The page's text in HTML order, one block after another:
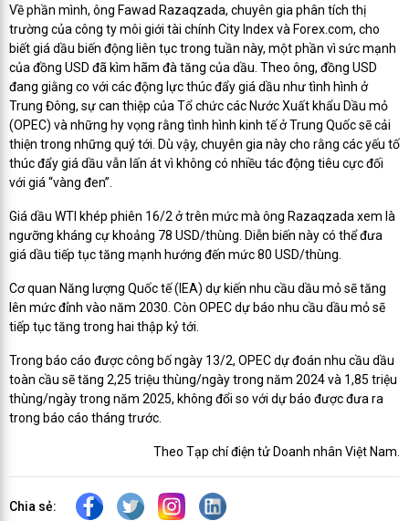
Về phần mình, ông Fawad Razaqzada, chuyên gia phân tích thị
trường của công ty môi giới tài chính City Index và Forex.com, cho
biết giá dầu biến động liên tục trong tuần này, một phần vì sức mạnh
của đồng USD đã kìm hãm đà tăng của dầu. Theo ông, đồng USD
đang giằng co với các động lực thúc đẩy giá dầu như tình hình ở
Trung Đông, sự can thiệp của Tổ chức các Nước Xuất khẩu Dầu mỏ
(OPEC) và những hy vọng rằng tình hình kinh tế ở Trung Quốc sẽ cải
thiện trong những quý tới. Dù vậy, chuyên gia này cho rằng các yếu tố
thúc đẩy giá dầu vẫn lấn át vì không có nhiều tác động tiêu cực đối
với giá “vàng đen”.
Giá dầu WTI khép phiên 16/2 ở trên mức mà ông Razaqzada xem là
ngưỡng kháng cự khoảng 78 USD/thùng. Diễn biến này có thể đưa
giá dầu tiếp tục tăng mạnh hướng đến mức 80 USD/thùng.
Cơ quan Năng lượng Quốc tế (IEA) dự kiến nhu cầu dầu mỏ sẽ tăng
lên mức đỉnh vào năm 2030. Còn OPEC dự báo nhu cầu dầu mỏ sẽ
tiếp tục tăng trong hai thập kỷ tới.
Trong báo cáo được công bố ngày 13/2, OPEC dự đoán nhu cầu dầu
toàn cầu sẽ tăng 2,25 triệu thùng/ngày trong năm 2024 và 1,85 triệu
thùng/ngày trong năm 2025, không đổi so với dự báo được đưa ra
trong báo cáo tháng trước.
Theo Tạp chí điện tử Doanh nhân Việt Nam.
Chia sẻ: